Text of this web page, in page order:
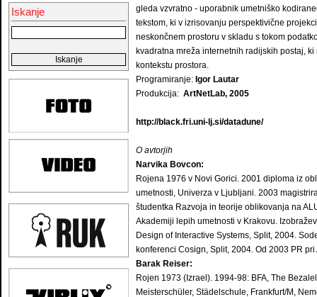
Iskanje
gleda vzvratno - uporabnik umetniško
tekstom, ki v izrisovanju perspektivične
neskončnem prostoru v skladu s tokom
kvadratna mreža internetnih radijskih postaj,
kontekstu prostora.
Programiranje: Igor Lautar
Produkcija: ArtNetLab, 2005
http://black.fri.uni-lj.si/datadune/
O avtorjih
Narvika Bovcon:
Rojena 1976 v Novi Gorici. 2001 diploma iz
umetnosti, Univerza v Ljubljani. 2003
študentka Razvoja in teorije oblikovanja na
Akademiji lepih umetnosti v Krakovu.
Design of Interactive Systems, Split, 2004.
konferenci Cosign, Split, 2004. Od 2003 PR
Barak Reiser:
Rojen 1973 (Izrael). 1994-98: BFA, The
Meisterschüler, Städelschule, Frankfurt/M,